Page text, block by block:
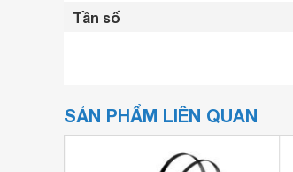
Tần số
Tiện ích
Kết nối cùng lúc
SẢN PHẨM LIÊN QUAN